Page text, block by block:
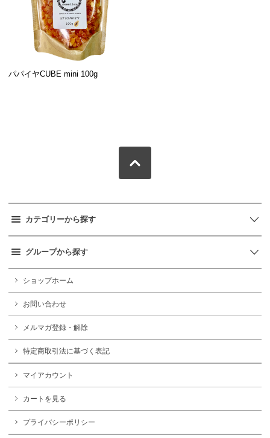
パパイヤCUBE mini 100g
カテゴリーから探す
グループから探す
ショップホーム
お問い合わせ
メルマガ登録・解除
特定商取引法に基づく表記
マイアカウント
カートを見る
プライバシーポリシー